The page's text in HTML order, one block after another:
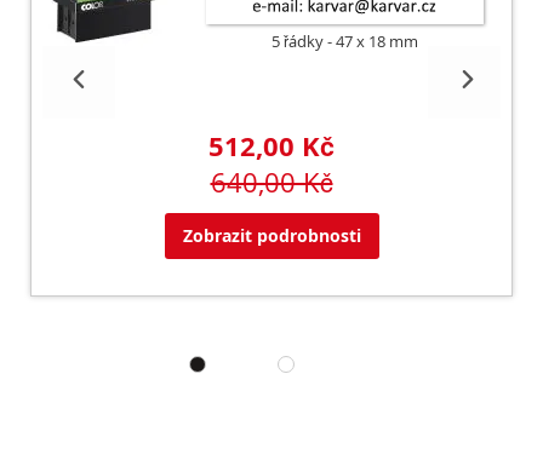
5 řádky 47 x 18 mm
512,00 Kč
640,00 Kč
Zobrazit podrobnosti